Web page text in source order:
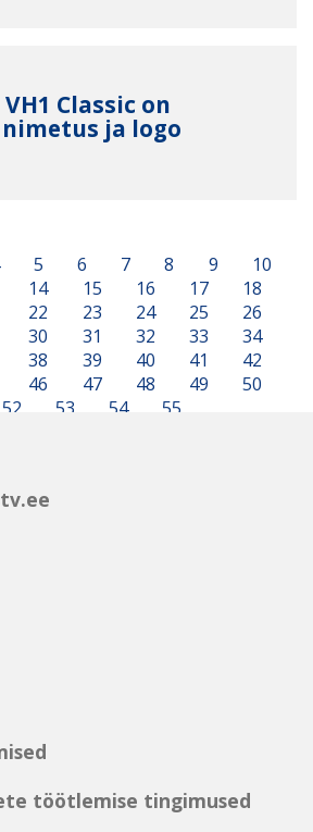
Classic on
ja logo
5 6 7 8 9
10
14 15 16 17
18
22 23 24 25
26
30 31 32 33
34
38 39 40 41
42
46 47 48 49
50
52 53 54 55
töötlemise tingimused